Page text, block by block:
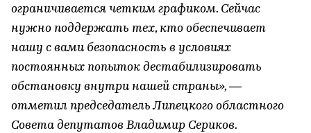
ограничивается четким графиком. Сейчас
нужно поддержать тех, кто обеспечивает
нашу с вами безопасность в условиях
постоянных попыток дестабилизировать
обстановку внутри нашей страны», —
отметил председатель Липецкого областного
Совета депутатов Владимир Сериков.